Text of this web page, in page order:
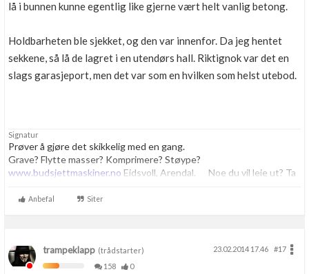
lå i bunnen kunne egentlig like gjerne vært helt vanlig betong.
Holdbarheten ble sjekket, og den var innenfor. Da jeg hentet
sekkene, så lå de lagret i en utendørs hall. Riktignok var det en
slags garasjeport, men det var som en hvilken som helst utebod.
Signatur
Prøver å gjøre det skikkelig med en gang.
Grave? Flytte masser? Komprimere? Støype?
www.budsjettmaskiner.no Eidsvoll, Arendal. Noe du vil leie ut? Ta
Anbefal Siter
trampeklapp (trådstarter) 23.02.2014 17.46
#17
158
0